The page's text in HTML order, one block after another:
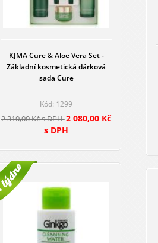
KJMA Cure & Aloe Vera Set -
Základní kosmetická dárková
sada Cure
Kód: 1299
2 310,00 Kč s DPH2 080,00 Kč
s DPH